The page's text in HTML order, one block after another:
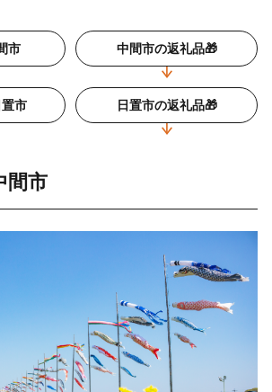
市 中間市の返礼品🎁
市 日置市の返礼品🎁
間市